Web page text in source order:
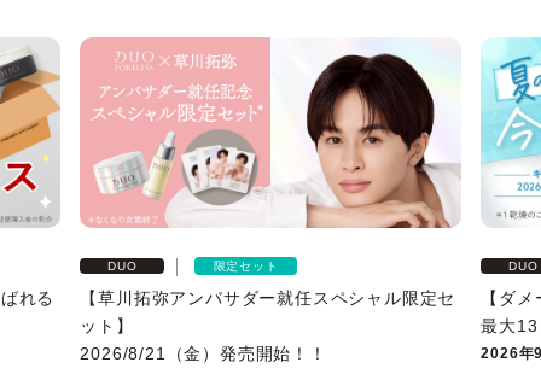
れる
DUO 限定セット
【草川拓弥アンバサダー就任スペシャル限定セ
ット】
2026/8/21（金）発売開始！！
DUO
【ダ
最大
2026年